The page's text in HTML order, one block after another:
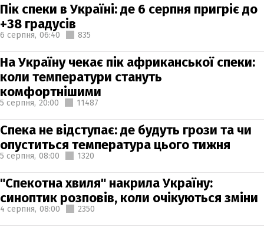
Пік спеки в Україні: де 6 серпня пригріє до
+38 градусів
6 серпня, 06:40 835
На Україну чекає пік африканської спеки:
коли температури стануть
комфортнішими
5 серпня, 20:00 11487
Спека не відступає: де будуть грози та чи
опуститься температура цього тижня
5 серпня, 08:00 1320
"Спекотна хвиля" накрила Україну:
синоптик розповів, коли очікуються зміни
4 серпня, 08:00 2350